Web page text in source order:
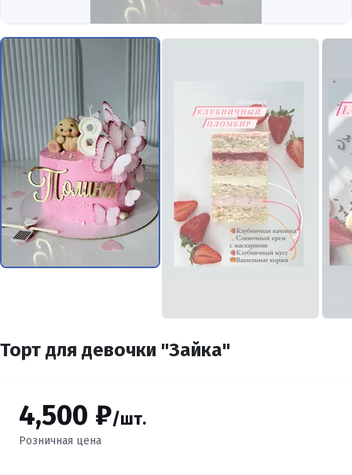
Торт для девочки "Зайка"
4,500 ₽/шт.
Розничная цена